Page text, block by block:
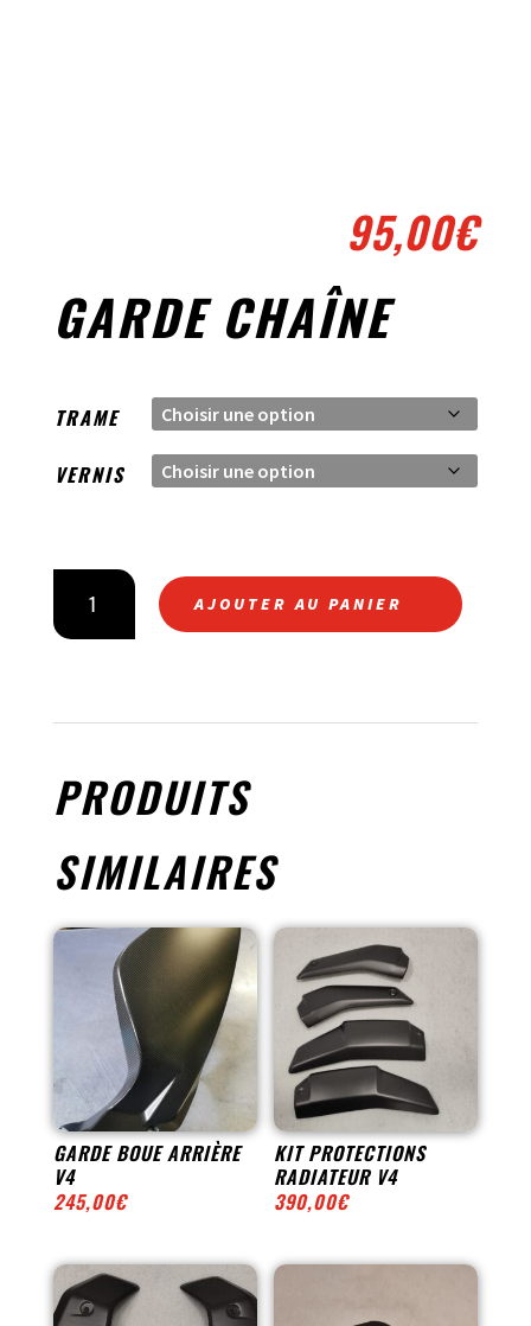
95,00€
GARDE CHAÎNE
TRAME
VERNIS
QUANTITÉ
DE
GARDE
AJOUTER AU PANIER
PRODUITS
SIMILAIRES
GARDE BOUE ARRIÈRE
V4
245,00€
KIT PROTECTIONS
RADIATEUR V4
390,00€